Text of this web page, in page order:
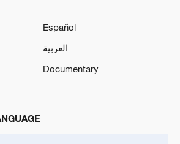
Español
العربية
Documentary